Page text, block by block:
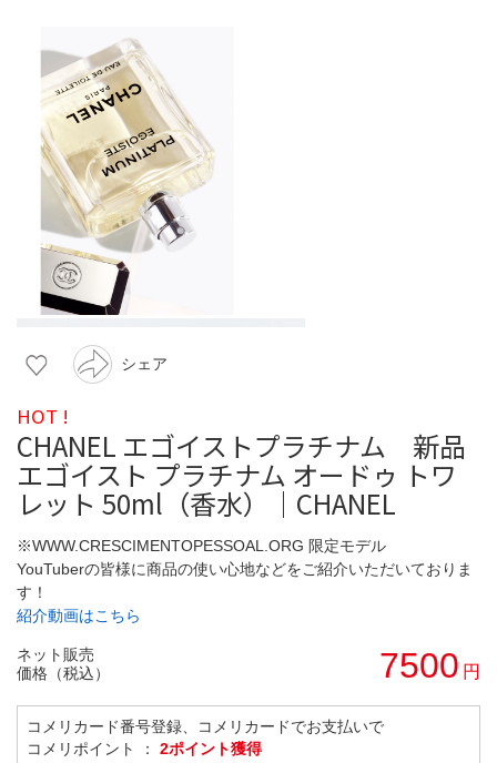
シェア
HOT !
CHANEL エゴイストプラチナム 新品
エゴイスト プラチナム オードゥ トワ
レット 50ml（香水）｜CHANEL
※WWW.CRESCIMENTOPESSOAL.ORG 限定モデル
YouTuberの皆様に商品の使い心地などをご紹介いただいておりま
す！
紹介動画はこちら
ネット販売
価格（税込）
7500 円
コメリカード番号登録、コメリカードでお支払いで
コメリポイント ： 2ポイント獲得